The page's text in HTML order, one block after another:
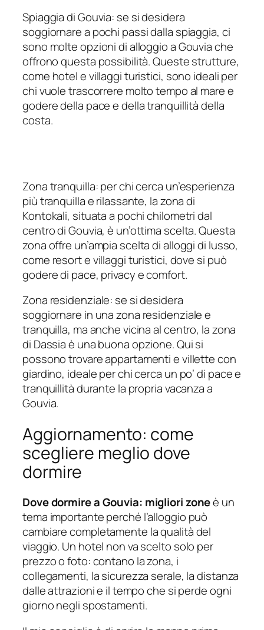
Spiaggia di Gouvia: se si desidera
soggiornare a pochi passi dalla spiaggia, ci
sono molte opzioni di alloggio a Gouvia che
offrono questa possibilità. Queste strutture,
come hotel e villaggi turistici, sono ideali per
chi vuole trascorrere molto tempo al mare e
godere della pace e della tranquillità della
costa.
Zona tranquilla: per chi cerca un’esperienza
più tranquilla e rilassante, la zona di
Kontokali, situata a pochi chilometri dal
centro di Gouvia, è un’ottima scelta. Questa
zona offre un’ampia scelta di alloggi di lusso,
come resort e villaggi turistici, dove si può
godere di pace, privacy e comfort.
Zona residenziale: se si desidera
soggiornare in una zona residenziale e
tranquilla, ma anche vicina al centro, la zona
di Dassia è una buona opzione. Qui si
possono trovare appartamenti e villette con
giardino, ideale per chi cerca un po’ di pace e
tranquillità durante la propria vacanza a
Gouvia.
Aggiornamento: come
scegliere meglio dove
dormire
Dove dormire a Gouvia: migliori zoneè un
tema importante perché l’alloggio può
cambiare completamente la qualità del
viaggio. Un hotel non va scelto solo per
prezzo o foto: contano la zona, i
collegamenti, la sicurezza serale, la distanza
dalle attrazioni e il tempo che si perde ogni
giorno negli spostamenti.